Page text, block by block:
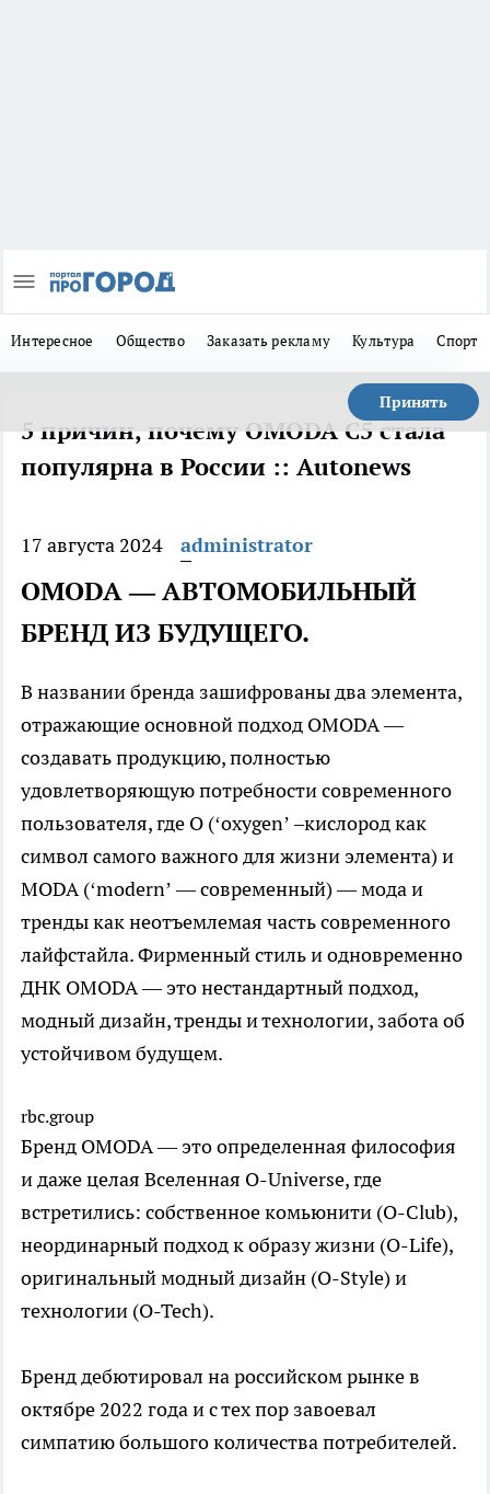
Интересное Общество Заказать рекламу Культура Спорт
Принять
5 причин, почему OMODA C5 стала
популярна в России :: Autonews
17 августа 2024 administrator
OMODA — АВТОМОБИЛЬНЫЙ
БРЕНД ИЗ БУДУЩЕГО.
В названии бренда зашифрованы два элемента,
отражающие основной подход OMODA —
создавать продукцию, полностью
удовлетворяющую потребности современного
пользователя, где O (‘oxygen’ –кислород как
символ самого важного для жизни элемента) и
MODA (‘modern’ — современный) — мода и
тренды как неотъемлемая часть современного
лайфстайла. Фирменный стиль и одновременно
ДНК OMODA — это нестандартный подход,
модный дизайн, тренды и технологии, забота об
устойчивом будущем.
rbc.group
Бренд OMODA — это определенная философия
и даже целая Вселенная O-Universe, где
встретились: собственное комьюнити (O-Club),
неординарный подход к образу жизни (O-Life),
оригинальный модный дизайн (O-Style) и
технологии (O-Tech).
Бренд дебютировал на российском рынке в
октябре 2022 года и с тех пор завоевал
симпатию большого количества потребителей.